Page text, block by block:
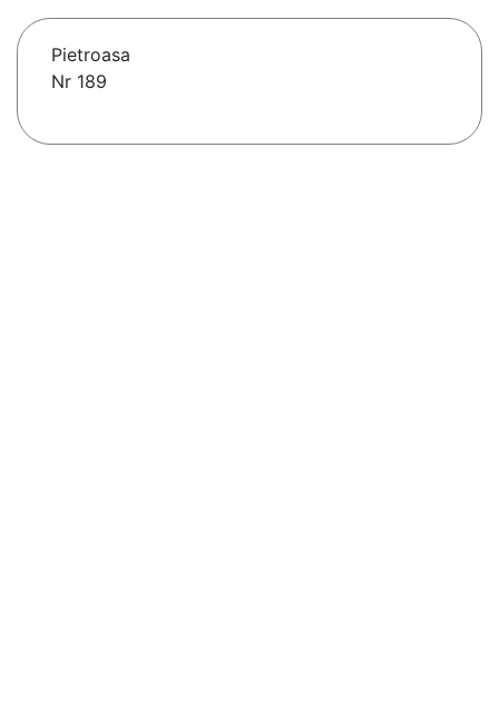
Pietroasa
Nr 189